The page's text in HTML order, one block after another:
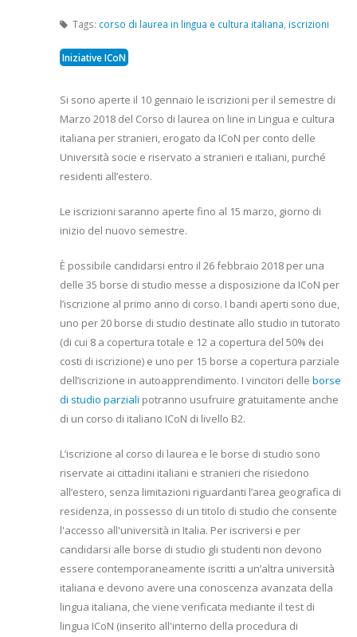
Tags: corso di laurea in lingua e cultura italiana, iscrizioni
Iniziative ICoN
Si sono aperte il 10 gennaio le iscrizioni per il semestre di
Marzo 2018 del Corso di laurea on line in Lingua e cultura
italiana per stranieri, erogato da ICoN per conto delle
Università socie e riservato a stranieri e italiani, purché
residenti all’estero.
Le iscrizioni saranno aperte fino al 15 marzo, giorno di
inizio del nuovo semestre.
È possibile candidarsi entro il 26 febbraio 2018 per una
delle 35 borse di studio messe a disposizione da ICoN per
l’iscrizione al primo anno di corso. I bandi aperti sono due,
uno per 20 borse di studio destinate allo studio in tutorato
(di cui 8 a copertura totale e 12 a copertura del 50% dei
costi di iscrizione) e uno per 15 borse a copertura parziale
dell’iscrizione in autoapprendimento. I vincitori delle borse
di studio parziali potranno usufruire gratuitamente anche
di un corso di italiano ICoN di livello B2.
L’iscrizione al corso di laurea e le borse di studio sono
riservate ai cittadini italiani e stranieri che risiedono
all’estero, senza limitazioni riguardanti l’area geografica di
residenza, in possesso di un titolo di studio che consente
l'accesso all'università in Italia. Per iscriversi e per
candidarsi alle borse di studio gli studenti non devono
essere contemporaneamente iscritti a un’altra università
italiana e devono avere una conoscenza avanzata della
lingua italiana, che viene verificata mediante il test di
lingua ICoN (inserito all'interno della procedura di